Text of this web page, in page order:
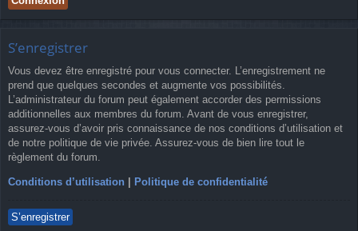
S’enregistrer
Vous devez être enregistré pour vous connecter. L’enregistrement ne
prend que quelques secondes et augmente vos possibilités.
L’administrateur du forum peut également accorder des permissions
additionnelles aux membres du forum. Avant de vous enregistrer,
assurez-vous d’avoir pris connaissance de nos conditions d’utilisation et
de notre politique de vie privée. Assurez-vous de bien lire tout le
règlement du forum.
Conditions d’utilisation | Politique de confidentialité
S’enregistrer